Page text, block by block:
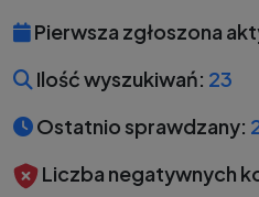
Pierwsza zgłoszona
Ilość wyszukiwań: 23
Ostatnio sprawdzany:
Liczba negatywnych